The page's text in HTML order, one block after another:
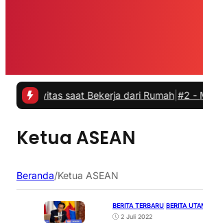
saat Bekerja dari Rumah |#2 -
Ketua ASEAN
Beranda/Ketua ASEAN
BERITA TERBARU BERITA
2 Juli 2022